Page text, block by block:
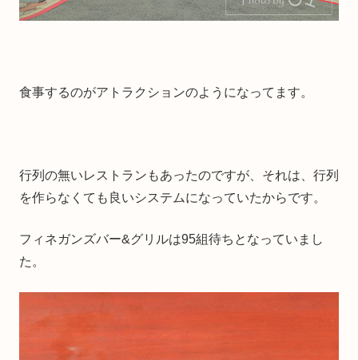
食事するのがアトラクションのようになってます。
行列の無いレストランもあったのですが、それは、行列
を作らなくても良いシステムになっていたからです。
フィネガンズバー&グリルは95組待ちとなっていまし
た。